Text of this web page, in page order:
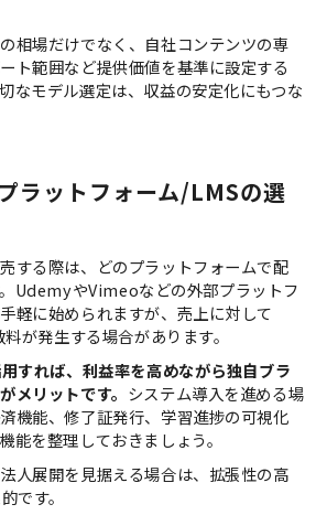
相場だけでなく、自社コンテンツの専
ト範囲など提供価値を基準に設定する
なモデル選定は、収益の安定化にもつな
ラットフォーム/LMSの選
する際は、どのプラットフォームで配
UdemyやVimeoなどの外部プラットフ
軽に始められますが、売上に対して
が発生する場合があります。
すれば、利益率を高めながら独自ブラ
メリットです。 システム導入を進める場
機能、修了証発行、学習進捗の可視化
能を整理しておきましょう。
人展開を見据える場合は、拡張性の高
です。